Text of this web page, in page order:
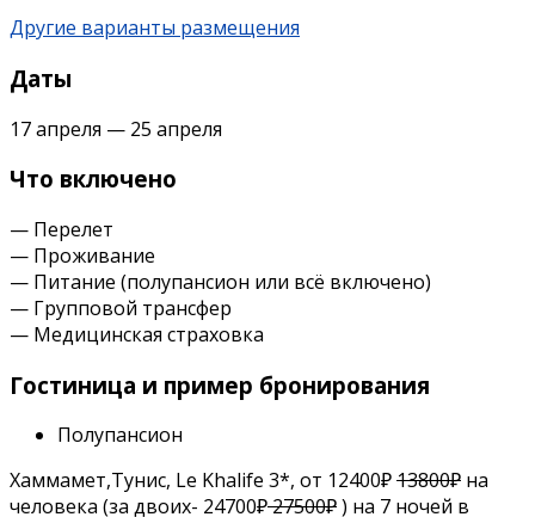
Другие варианты размещения
Даты
17 апреля — 25 апреля
Что включено
— Перелет
— Проживание
— Питание (полупансион или всё включено)
— Групповой трансфер
— Медицинская страховка
Гостиница и пример бронирования
Полупансион
Хаммамет,Тунис, Le Khalife 3*, от 12400₽13800₽ на
человека (за двоих- 24700₽27500₽) на 7 ночей в